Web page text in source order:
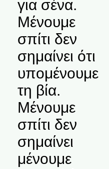
για σένα.
Μένουμε
σπίτι δεν
σημαίνει ότι
υπομένουμε
τη βία.
Μένουμε
σπίτι δεν
σημαίνει
μένουμε